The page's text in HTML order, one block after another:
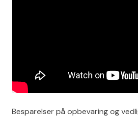
Besparelser på opbevaring og